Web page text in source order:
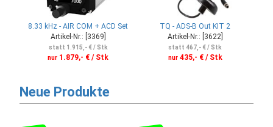
8.33 kHz - AIR COM + ACD Set
Artikel-Nr.: [3369]
statt 1.915,- € / Stk
nur 1.879,- € / Stk
TQ - ADS-B Out KIT 2
Artikel-Nr.: [3622]
statt 467,- € / Stk
nur435,- € / Stk
Neue Produkte